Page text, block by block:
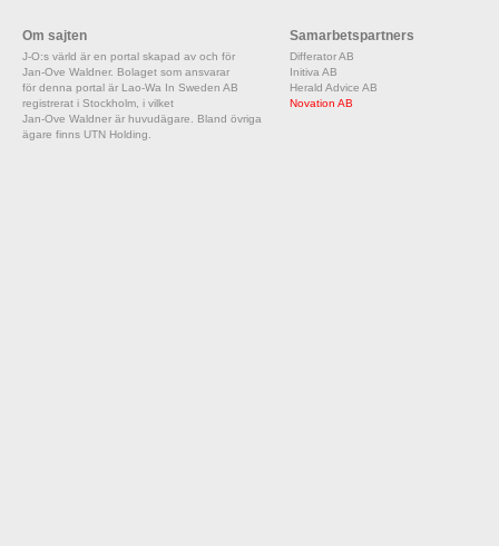
Om sajten
J-O:s värld är en portal skapad av och för
Jan-Ove Waldner. Bolaget som ansvarar
för denna portal är Lao-Wa In Sweden AB
registrerat i Stockholm, i vilket
Jan-Ove Waldner är huvudägare. Bland övriga
ägare finns UTN Holding.
Samarbetspartners
Differator AB
Initiva AB
Herald Advice AB
Novation AB